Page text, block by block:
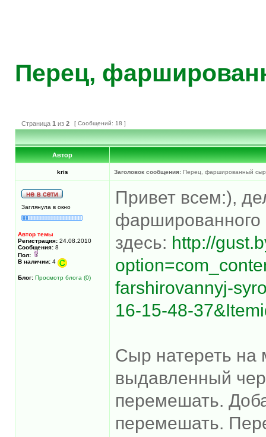
Перец,
Страница 1 из 2 [ Сообщений: 18 ]
Автор
kris Заголовок сообщения: Перец, фаршированный
Заглянула в окно
Автор темы
Регистрация: 24.08.2010
Сообщения: 8
Пол:
В наличии: 4
Блог: Просмотр блога (0)
Привет всем:),
фаршированного
здесь: http://
farshirovannyj-
16-15-48-
Сыр натереть на
выдавленный
перемешать.
перемешать.